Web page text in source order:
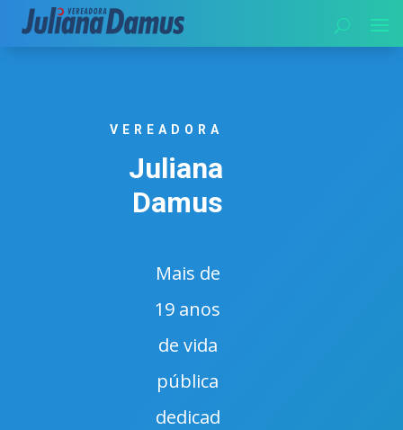
VEREADORA
Juliana
Damus
Mais de
19 anos
de vida
pública
dedicad